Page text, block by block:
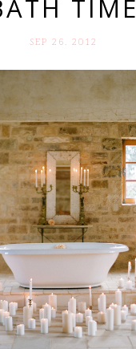
TIME
SEP 26. 2012